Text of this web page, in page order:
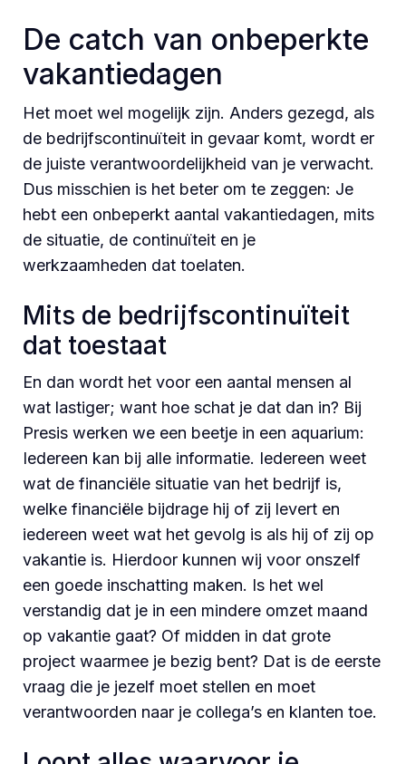
De catch van onbeperkte
vakantiedagen
Het moet wel mogelijk zijn. Anders gezegd, als
de bedrijfscontinuïteit in gevaar komt, wordt er
de juiste verantwoordelijkheid van je verwacht.
Dus misschien is het beter om te zeggen: Je
hebt een onbeperkt aantal vakantiedagen, mits
de situatie, de continuïteit en je
werkzaamheden dat toelaten.
Mits de bedrijfscontinuïteit
dat toestaat
En dan wordt het voor een aantal mensen al
wat lastiger; want hoe schat je dat dan in? Bij
Presis werken we een beetje in een aquarium:
Iedereen kan bij alle informatie. Iedereen weet
wat de financiële situatie van het bedrijf is,
welke financiële bijdrage hij of zij levert en
iedereen weet wat het gevolg is als hij of zij op
vakantie is. Hierdoor kunnen wij voor onszelf
een goede inschatting maken. Is het wel
verstandig dat je in een mindere omzet maand
op vakantie gaat? Of midden in dat grote
project waarmee je bezig bent? Dat is de eerste
vraag die je jezelf moet stellen en moet
verantwoorden naar je collega’s en klanten toe.